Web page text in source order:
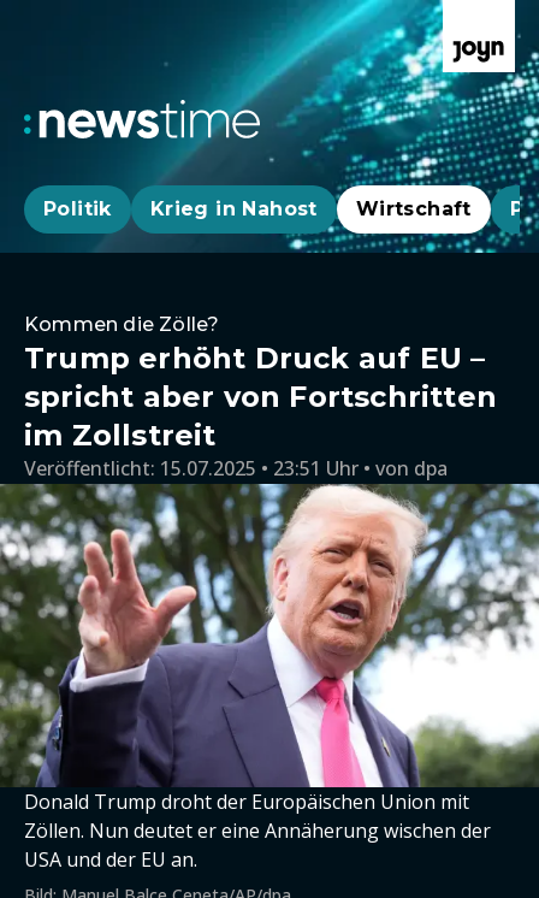
Politik Krieg in Nahost Wirtschaft
Kommen die Zölle?
Trump erhöht Druck auf EU –
spricht aber von Fortschritten
im Zollstreit
Veröffentlicht: 15.07.2025 • 23:51 Uhr von dpa
Donald Trump droht der Europäischen Union mit
Zöllen. Nun deutet er eine Annäherung wischen der
USA und der EU an.